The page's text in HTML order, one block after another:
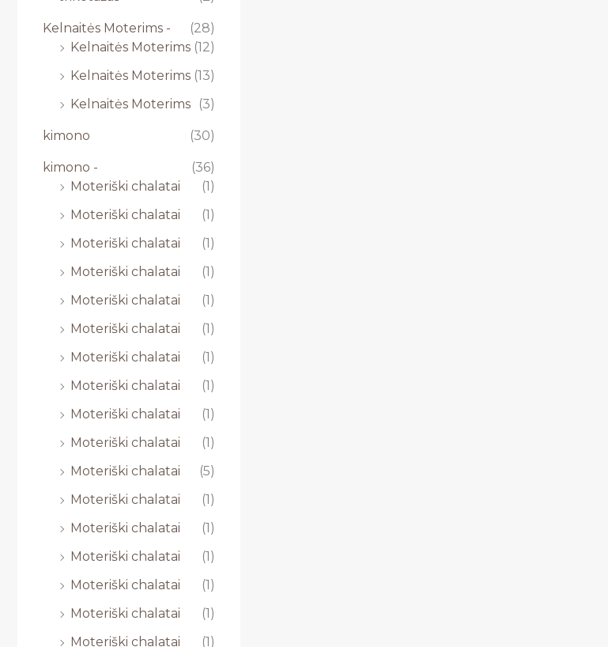
Kelnaitės Moterims -
(28)
Kelnaitės Moterims (12)
Kelnaitės Moterims (13)
Kelnaitės Moterims
(3)
kimono (30)
kimono -
(36)
Moteriški chalatai
(1)
Moteriški chalatai
(1)
Moteriški chalatai
(1)
Moteriški chalatai
(1)
Moteriški chalatai
(1)
Moteriški chalatai
(1)
Moteriški chalatai
(1)
Moteriški chalatai
(1)
Moteriški chalatai
(1)
Moteriški chalatai
(1)
Moteriški chalatai
(5)
Moteriški chalatai
(1)
Moteriški chalatai
(1)
Moteriški chalatai
(1)
Moteriški chalatai
(1)
Moteriški chalatai
(1)
Moteriški chalatai
(1)